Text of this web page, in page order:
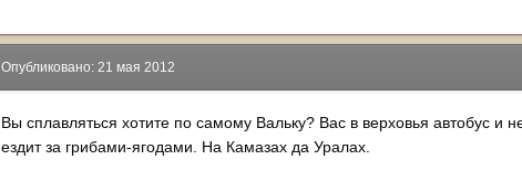
Опубликовано: 21 мая 2012
Вы сплавляться хотите по самому Вальку? Вас в верховья автобус и
ездит за грибами-ягодами. На Камазах да Уралах.